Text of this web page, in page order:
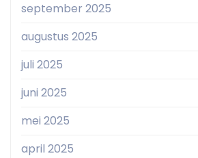
september 2025
augustus 2025
juli 2025
juni 2025
mei 2025
april 2025